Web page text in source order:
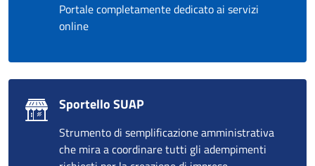
Portale completamente dedicato ai servizi
online
Sportello SUAP
Strumento di semplificazione amministrativa
che mira a coordinare tutti gli adempimenti